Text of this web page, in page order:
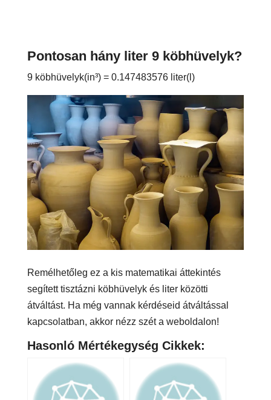
Pontosan hány liter 9 köbhüvelyk?
9 köbhüvelyk(in³) = 0.147483576 liter(l)
Remélhetőleg ez a kis matematikai áttekintés
segített tisztázni köbhüvelyk és liter közötti
átváltást. Ha még vannak kérdéseid átváltással
kapcsolatban, akkor nézz szét a weboldalon!
Hasonló Mértékegység Cikkek: